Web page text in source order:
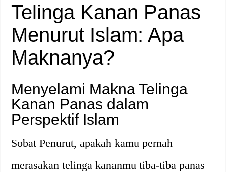
Telinga Kanan Panas
Menurut Islam: Apa
Maknanya?
Menyelami Makna Telinga
Kanan Panas dalam
Perspektif Islam
Sobat Penurut, apakah kamu pernah
merasakan telinga kananmu tiba-tiba panas